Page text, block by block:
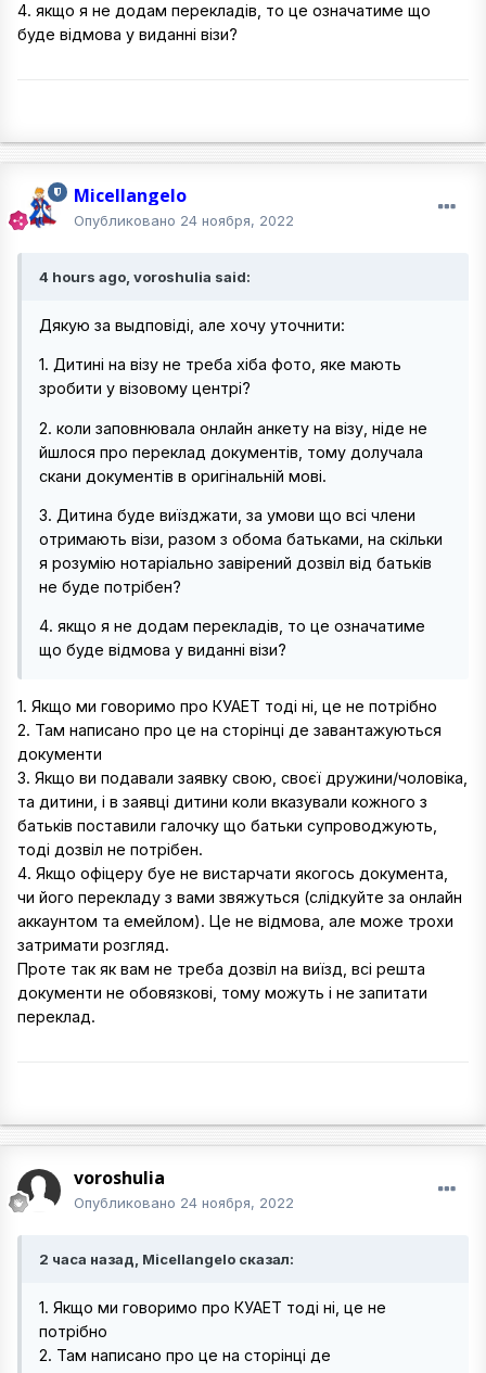
4. якщо я не додам перекладів, то це означатиме що
буде відмова у виданні візи?
Micellangelo
Опубликовано 24 ноября, 2022
4 hours ago, voroshulia said:
Дякую за выдповіді, але хочу уточнити:
1. Дитині на візу не треба хіба фото, яке мають
зробити у візовому центрі?
2. коли заповнювала онлайн анкету на візу, ніде не
йшлося про переклад документів, тому долучала
скани документів в оригінальній мові.
3. Дитина буде виїзджати, за умови що всі члени
отримають візи, разом з обома батьками, на скільки
я розумію нотаріально завірений дозвіл від батьків
не буде потрібен?
4. якщо я не додам перекладів, то це означатиме
що буде відмова у виданні візи?
1. Якщо ми говоримо про КУАЕТ тоді ні, це не потрібно
2. Там написано про це на сторінці де завантажуються
документи
3. Якщо ви подавали заявку свою, своєї дружини/чоловіка,
та дитини, і в заявці дитини коли вказували кожного з
батьків поставили галочку що батьки супроводжують,
тоді дозвіл не потрібен.
4. Якщо офіцеру буе не вистарчати якогось документа,
чи його перекладу з вами звяжуться (слідкуйте за онлайн
аккаунтом та емейлом). Це не відмова, але може трохи
затримати розгляд.
Проте так як вам не треба дозвіл на виїзд, всі решта
документи не обовязкові, тому можуть і не запитати
переклад.
voroshulia
Опубликовано 24 ноября, 2022
2 часа назад, Micellangelo сказал:
1. Якщо ми говоримо про КУАЕТ тоді ні, це не
потрібно
2. Там написано про це на сторінці де